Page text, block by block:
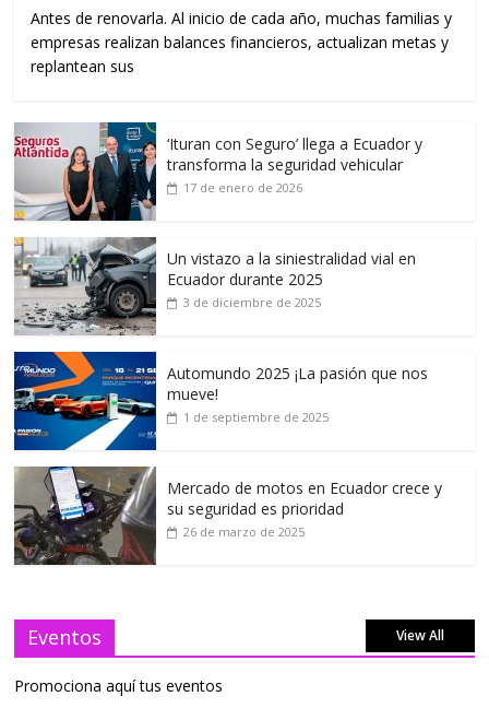
Antes de renovarla. Al inicio de cada año, muchas familias y
empresas realizan balances financieros, actualizan metas y
replantean sus
‘Ituran con Seguro’ llega a Ecuador y
transforma la seguridad vehicular
17 de enero de 2026
Un vistazo a la siniestralidad vial en
Ecuador durante 2025
3 de diciembre de 2025
Automundo 2025 ¡La pasión que nos
mueve!
1 de septiembre de 2025
Mercado de motos en Ecuador crece y
su seguridad es prioridad
26 de marzo de 2025
Eventos View All
Promociona aquí tus eventos